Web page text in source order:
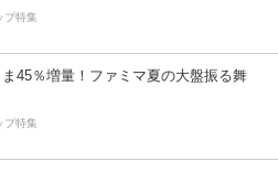
プ特集
45％増量！ファミマ夏の大盤振る舞
プ特集